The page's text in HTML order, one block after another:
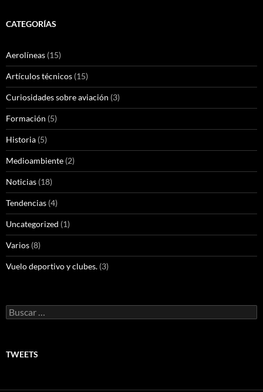
CATEGORÍAS
Aerolíneas (15)
Artículos técnicos (15)
Curiosidades sobre aviación (3)
Formación (5)
Historia (5)
Medioambiente (2)
Noticias (18)
Tendencias (4)
Uncategorized (1)
Varios (8)
Vuelo deportivo y clubes. (3)
Buscar:
TWEETS